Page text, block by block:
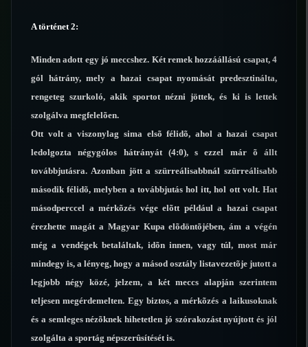
A történet 2:
Minden adott egy jó meccshez. Két remek hozzáállású csapat, 4
gól hátrány, mely a hazai csapat nyomását predesztinálta,
rengeteg szurkoló, akik sportot nézni jöttek, és ki is lettek
szolgálva megfelelõen.
Ott volt a viszonylag sima elsõ félidõ, ahol a hazai csapat
ledolgozta négygólos hátrányát (4:0), s ezzel már õ állt
továbbjutásra. Azonban jött a szürreálisabbnál szürreálisabb
második félidõ, melyben a továbbjutás hol itt, hol ott volt. Hat
másodperccel a mérkõzés vége elõtt például a hazai csapat
érezhette magát a Magyar Kupa elõdöntõjében, ám a végén
még a vendégek betaláltak, idõn innen, vagy túl, most már
mindegy is, a lényeg, hogy a másod osztály listavezetõje jutott a
legjobb négy közé, jelzem, a két meccs alapján szerintem
teljesen megérdemelten. Egy biztos, a mérkõzés a laikusoknak
és a semleges nézõknek hihetetlen jó szórakozást nyújtott és jól
szolgálta a sportág népszerûsítését is.